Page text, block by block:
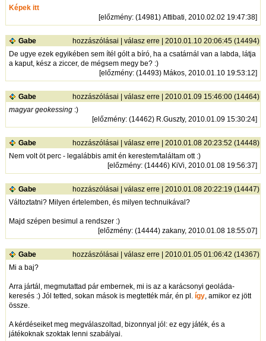
Képek itt
[előzmény: (14981) Attibati, 2010.02.02 19:47:38]
Gabe hozzászólásai |válasz erre | 2010.01.10 20:06:45 (14494)
De ugye ezek egyikében sem ítél gólt a bíró, ha a csatárnál van a labda, látja
a kaput, kész a ziccer, de mégsem megy be? :)
[előzmény: (14493) Mákos, 2010.01.10 19:53:12]
Gabe hozzászólásai |válasz erre | 2010.01.09 15:46:00 (14464)
magyar geokessing :)
[előzmény: (14462) R.Guszty, 2010.01.09 15:30:24]
Gabe hozzászólásai |válasz erre | 2010.01.08 20:23:52 (14448)
Nem volt öt perc - legalábbis amit én kerestem/találtam ott :)
[előzmény: (14446) KiVi, 2010.01.08 19:56:37]
Gabe hozzászólásai |válasz erre | 2010.01.08 20:22:19 (14447)
Változtatni? Milyen értelemben, és milyen technuikával?
Majd szépen besimul a rendszer :)
[előzmény: (14444) zakany, 2010.01.08 18:55:07]
Gabe hozzászólásai |válasz erre | 2010.01.05 01:06:42 (14367)
Mi a baj?
Arra jártál, megmutattad pár embernek, mi is az a karácsonyi geoláda-
keresés :) Jól tetted, sokan mások is megtették már, én pl.így , amikor ez jött
össze.
A kérdéseiket meg megválaszoltad, bizonnyal jól: ez egy játék, és a
játékoknak szoktak lenni szabályai.